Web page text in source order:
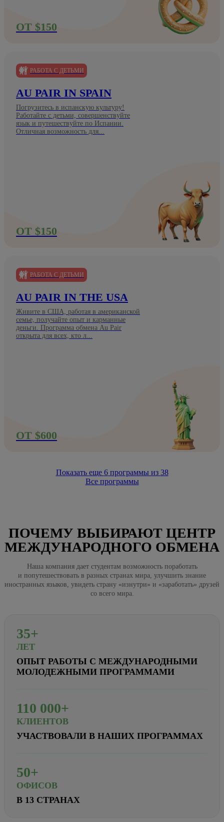
ОТ $150
РАБОТА С ДЕТЬМИ
AU PAIR IN SPAIN
Погрузитесь в испанскую культуру!
Работайте с детьми, совершенствуйте
язык и путешествуйте по Испании.
Отличная возможность для...
ОТ $150
РАБОТА С ДЕТЬМИ
AU PAIR IN THE USA
Живите в США, работая в американской
семье, получайте опыт и карманные
деньги. Программа обмена Au Pair
открыта для всех, кто л...
ОТ $600
Показать еще 6программы из 38
Все программы
ПОЧЕМУ ВЫБИРАЮТ ЦЕНТР
МЕЖДУНАРОДНОГО ОБМЕНА
Наша компания дает студентам возможность поработать
и попутешествовать в разных странах мира, улучшить знание
иностранных языков, увидеть страну «изнутри» и «заработать» друзей
со всего мира.
35+
ЛЕТ
ОПЫТ РАБОТЫ С МЕЖДУНАРОДНЫМИ
МОЛОДЕЖНЫМИ ПРОГРАММАМИ
110 000+
КЛИЕНТОВ
УЧАСТВОВАЛИ В НАШИХ ПРОГРАММАХ
50+
ОФИСОВ
В 13 СТРАНАХ